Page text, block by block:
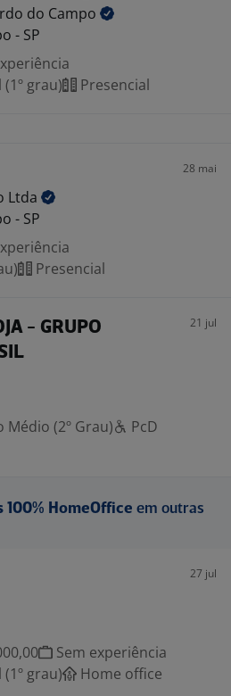
do Campo
- SP
grau)
Presencial
28 mai
Ltda
- SP
Presencial
- GRUPO
21 jul
Médio (2º Grau)
PcD
100% HomeOffice em outras
27 jul
Sem experiência
grau)
Home office